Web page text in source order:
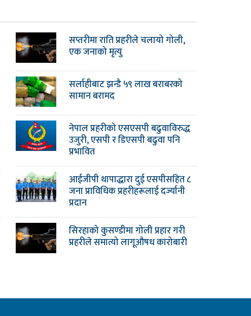
सप्तरीमा राति प्रहरीले चलायो गोली,
एक जनाको मृत्यु
सर्लाहीबाट झन्डै ५९ लाख बराबरको
सामान बरामद
नेपाल प्रहरीको एसएसपी बढुवाविरुद्ध
उजुरी, एसपी र डिएसपी बढुवा पनि
प्रभावित
आईजीपी थापाद्धारा दुई एसपीसहित ८
जना प्राविधिक प्रहरीहरूलाई दर्ज्यानी
प्रदान
सिरहाको कुसण्डीमा गोली प्रहार गरी
प्रहरीले समात्यो लागूऔषध कारोबारी